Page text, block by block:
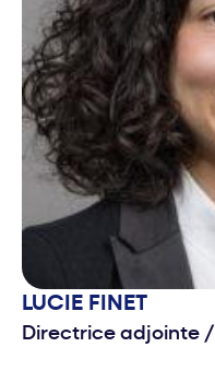
LUCIE FINET
Directrice adjointe /